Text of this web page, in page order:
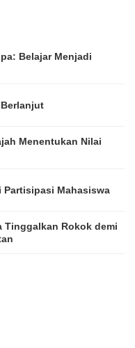
Belajar Menjadi
Menentukan Nilai
Partisipasi Mahasiswa
Tinggalkan Rokok demi